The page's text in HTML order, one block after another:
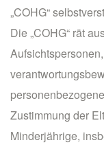
„COHG“
Die „COHG“ rät
Zustimmung der
Minderjährige,